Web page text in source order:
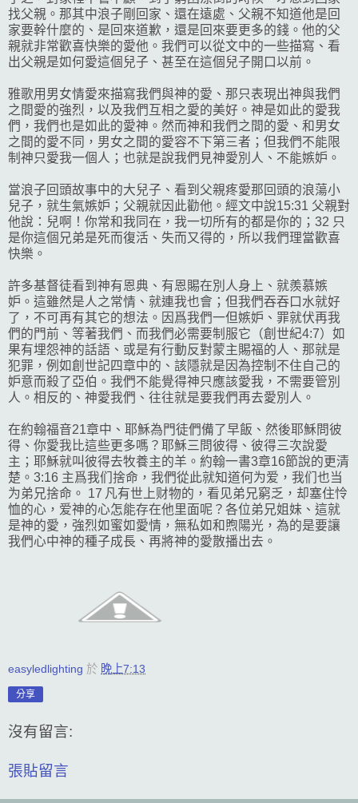
找父親。那其中浪子剛回家、還在遠處、父親不知道他是回
家要幹什麼的、是回來道歉，還是回來要更多的錢。他的父
親就非常歡喜快樂的愛他。我們可以從文中的一些描寫、看
出父親是如何愛這個兒子、甚至在這個兒子開口以前。
雅歌用男女情愛來描寫我們與神的愛、那只表現出神與我們
之間愛的強烈，以及我們互相之愛的美好。神是如此的愛我
們，我們也是如此的愛神。然而神和我們之間的愛、和男女
之間的愛不同，男女之間的愛容不下第三者；但我們不能限
制神只愛我一個人；也就是說我們見神愛別人、不能嫉妒。
當浪子回頭故事中的大兒子、看到父親疼愛那回頭的浪蕩小
兒子，就生氣嫉妒；父親就因此勸他。經文中說15:31 父親對
他說：兒啊！你常和我同在，我一切所有的都是你的；32 只
是你這個兄弟是死而復活、失而又得的，所以我們理當歡喜
快樂。
許多基督徒看到神有恩典、有恩賜在別人身上、就羨慕嫉
妒。這雖然是人之常情、就連我也會；但我們吞吞口水就好
了，不可再有其它的想法。因爲我們一但嫉妒、罪就伏再我
們的門前、等著我們、而我們必需要制服它（創世紀4:7）如
果有埋怨神的話語、或是有行動反對蒙主賜福的人、那就是
犯罪，例如創世記四章中的、該隱就是因為控制不住自己的
妒意而殺了亞伯。我們不能覺得神只應該愛我，不需要管別
人。相反的、神愛我們、往往就是要我們再去愛別人。
在約翰福音21章中、耶穌為門徒們備了早飯、然後耶穌問彼
得、你愛我比這些更多嗎？耶穌三問彼得、彼得三次說愛
主；耶穌就叫彼得去牧養主的羊。約翰一書3章16節說的更清
楚。3:16 主爲我们捨命，我們從此就知道何为爱，我们也当
为弟兄捨命。 17 凡有世上财物的，看见弟兄窮乏，却塞住怜
恤的心，爱神的心怎能存在他里面呢？各位弟兄姐妹、這就
是神的愛，強烈如蜜如愛情，無私如和煦陽光，為的是要讓
我們心中神的種子成長、再將神的愛散播出去。
easyledlighting 於 晚上7:13
分享
沒有留言:
張貼留言